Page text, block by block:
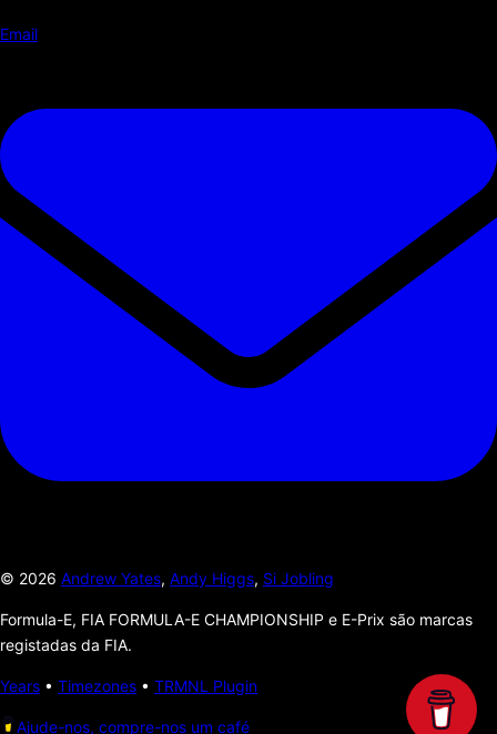
Email
© 2026 Andrew Yates, Andy Higgs, Si Jobling
Formula-E, FIA FORMULA-E CHAMPIONSHIP e E-Prix são marcas
registadas da FIA.
Years • Timezones • TRMNL Plugin
Ajude-nos, compre-nos um café